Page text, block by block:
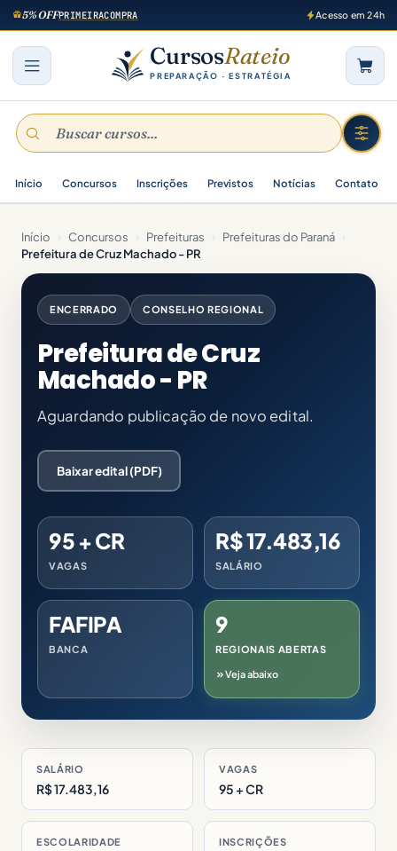
5% OFFPRIMEIRACOMPRA Acesso em 24h
CursosRateio
PREPARAÇÃO · ESTRATÉGIA
Início Concursos Inscrições Previstos Notícias Contato
Início › Concursos › Prefeituras › Prefeituras do Paraná ›
Prefeitura de Cruz Machado - PR
ENCERRADO CONSELHO REGIONAL
Prefeitura de Cruz
Machado - PR
Aguardando publicação de novo edital.
Baixar edital (PDF)
95 + CR
VAGAS
R$ 17.483,16
SALÁRIO
FAFIPA
BANCA
9
REGIONAIS ABERTAS
Veja abaixo
SALÁRIO
R$ 17.483,16
VAGAS
95 + CR
ESCOLARIDADE INSCRIÇÕES